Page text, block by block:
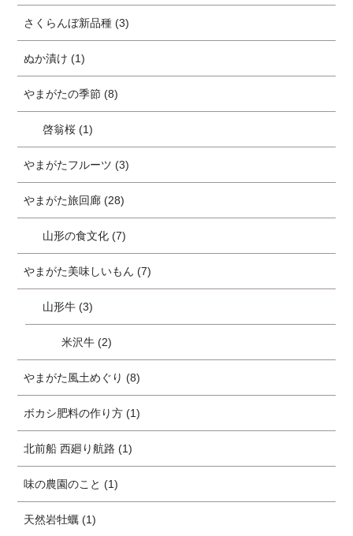
さくらんぼ新品種 (3)
ぬか漬け (1)
やまがたの季節 (8)
啓翁桜 (1)
やまがたフルーツ (3)
やまがた旅回廊 (28)
山形の食文化 (7)
やまがた美味しいもん (7)
山形牛 (3)
米沢牛 (2)
やまがた風土めぐり (8)
ボカシ肥料の作り方 (1)
北前船 西廻り航路 (1)
味の農園のこと (1)
天然岩牡蠣 (1)